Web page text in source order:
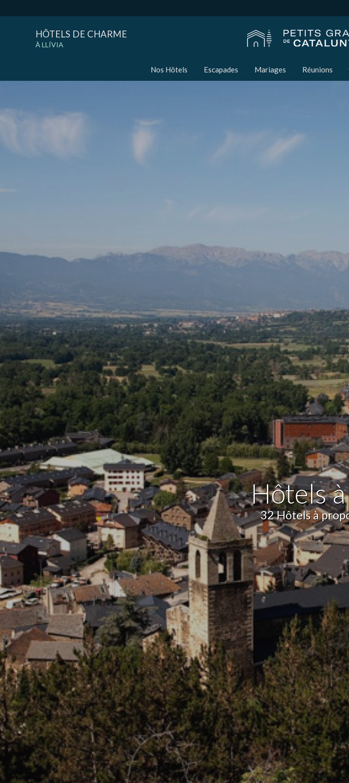
HÔTELS DE CHARME
À LLÍVIA
Nos Hôtels Escapades Mariages Réunions
Hôtels
32 Hôtels à
Modifier les cookies
Technique et Fonctionnel
Ce site Web utilise ses propres cookies pour
d'améliorer nos services. Si vous continuez à
L'utilisateur a la possibilité de configurer son
empêcher leur installation sur son disque dur,
telle action peut entraîner des difficultés de
Analyse et Personnalisation
Ils permettent le suivi et l'analyse du
informations collectées via ce type de cookies
Web pour l'élaboration des profils de navigation
améliorations basées sur l'analyse des données
utilisateurs du service. . Ils nous permettent de
préférence de l'utilisateur pour améliorer la
meilleure expérience grâce aux produits
Marketing et Publicité
Ces cookies sont utilisés pour stocker des
personnels de l'utilisateur grâce à l'observation
navigation. Grâce à eux, nous pouvons
site Web et afficher des publicités liées au profil
Enregistrer les paramètres